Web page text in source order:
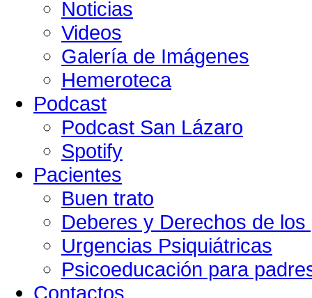
Noticias
Videos
Galería de Imágenes
Hemeroteca
Podcast
Podcast San Lázaro
Spotify
Pacientes
Buen trato
Deberes y Derechos de los
Urgencias Psiquiátricas
Psicoeducación para
Contactos